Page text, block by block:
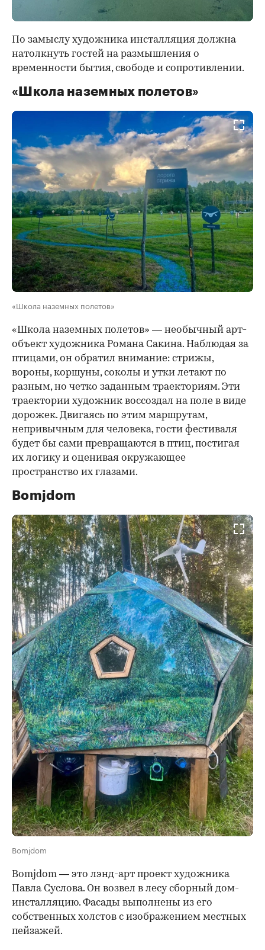
По замыслу художника инсталляция должна
натолкнуть гостей на размышления о
временности бытия, свободе и сопротивлении.
«Школа наземных полетов»
«Школа наземных полетов»
«Школа наземных полетов» — необычный арт-
объект художника Романа Сакина. Наблюдая за
птицами, он обратил внимание: стрижы,
вороны, коршуны, соколы и утки летают по
разным, но четко заданным траекториям. Эти
траектории художник воссоздал на поле в виде
дорожек. Двигаясь по этим маршрутам,
непривычным для человека, гости фестиваля
будет бы сами превращаются в птиц, постигая
их логику и оценивая окружающее
пространство их глазами.
Bomjdom
Bomjdom
Bomjdom — это лэнд-арт проект художника
Павла Суслова. Он возвел в лесу сборный дом-
инсталляцию. Фасады выполнены из его
собственных холстов с изображением местных
пейзажей.